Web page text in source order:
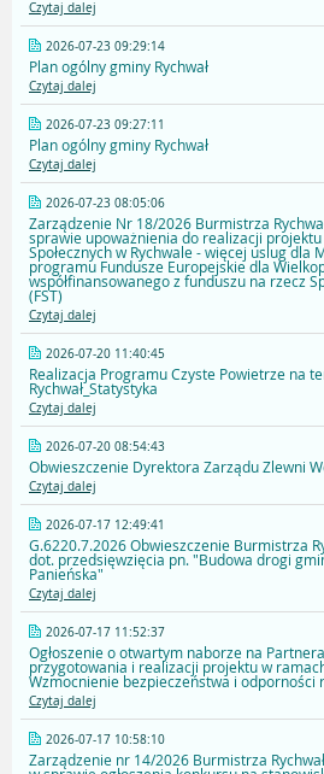
Czytaj dalej
2026-07-23 09:29:14
Plan ogólny gminy Rychwał
Czytaj dalej
2026-07-23 09:27:11
Plan ogólny gminy Rychwał
Czytaj dalej
2026-07-23 08:05:06
Zarządzenie Nr 18/2026 Burmistrza
sprawie upoważnienia do realizacji projektu
Społecznych w Rychwale - więcej uslug dla
programu Fundusze Europejskie dla
współfinansowanego z funduszu na rzecz
(FST)
Czytaj dalej
2026-07-20 11:40:45
Realizacja Programu Czyste Powietrze na
Rychwał_Statystyka
Czytaj dalej
2026-07-20 08:54:43
Obwieszczenie Dyrektora Zarządu Zlewni
Czytaj dalej
2026-07-17 12:49:41
G.6220.7.2026 Obwieszczenie Burmistrza
dot. przedsięwzięcia pn. "Budowa drogi
Panieńska"
Czytaj dalej
2026-07-17 11:52:37
Ogłoszenie o otwartym naborze na
przygotowania i realizacji projektu w
Wzmocnienie bezpieczeństwa i odporności
Czytaj dalej
2026-07-17 10:58:10
Zarządzenie nr 14/2026 Burmistrza